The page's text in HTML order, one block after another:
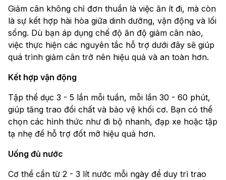
Giảm cân không chỉ đơn thuần là việc ăn ít đi, mà còn
là sự kết hợp hài hòa giữa dinh dưỡng, vận động và lối
sống. Dù bạn áp dụng chế độ ăn độ giảm cân nào,
việc thực hiện các nguyên tắc hỗ trợ dưới đây sẽ giúp
quá trình giảm cân trở nên hiệu quả và an toàn hơn.
Kết hợp vận động
Tập thể dục 3 - 5 lần mỗi tuần, mỗi lần 30 - 60 phút,
giúp tăng trao đổi chất và bảo vệ khối cơ. Bạn có thể
chọn các hình thức như đi bộ nhanh, đạp xe hoặc tập
tạ nhẹ để hỗ trợ đốt mỡ hiệu quả hơn.
Uống đủ nước
Cơ thể cần từ 2 - 3 lít nước mỗi ngày để duy trì trao